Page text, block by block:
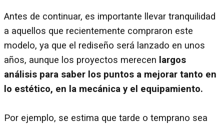
Antes de continuar, es importante llevar tranquilidad
a aquellos que recientemente compraron este
modelo, ya que el rediseño será lanzado en unos
años, aunque los proyectos merecen largos
análisis para saber los puntos a mejorar tanto en
lo estético, en la mecánica y el equipamiento.
Por ejemplo, se estima que tarde o temprano sea